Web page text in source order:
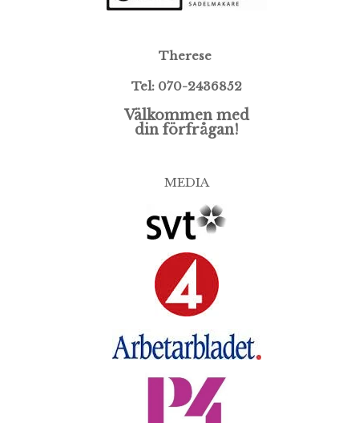
Therese
Tel: 070-2436852
Välkommen med
din förfrågan!
MEDIA